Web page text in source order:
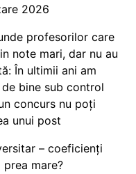
2026
profesorilor care
note mari, dar nu au
În ultimii ani am
bine sub control
concurs nu poți
unui post
– coeficienți
mare?